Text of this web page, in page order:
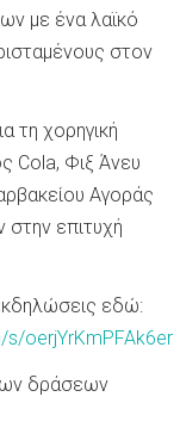
με ένα λαϊκό
στον
τη χορηγική
Cola, Φιξ Άνευ
Αγοράς
επιτυχή
εδώ:
oerjYrKmPFAk6er
δράσεων